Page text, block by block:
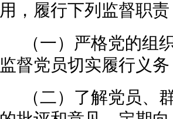
用，履行下列监督职
（一）严格党的组
监督党员切实履行义
（二）了解党员、